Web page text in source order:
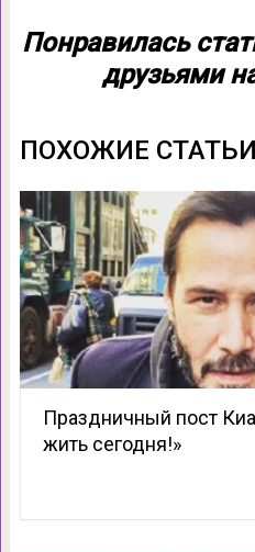
Понравилась
друзьями
ПОХОЖИЕ СТАТЬИ
Праздничный пост
жить сегодня!»